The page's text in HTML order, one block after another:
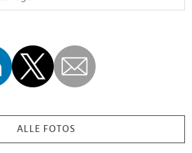
ALLE FOTOS